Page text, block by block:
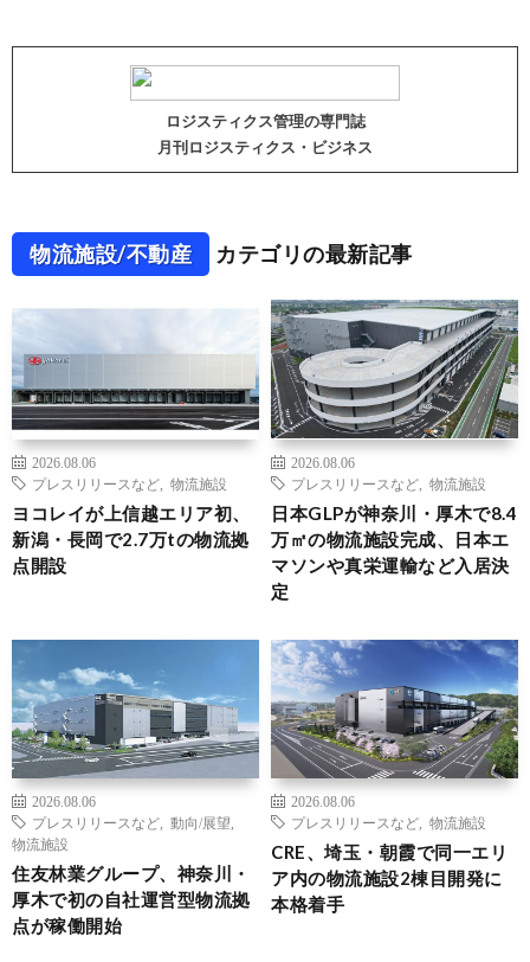
ロジスティクス管理の専門誌
月刊ロジスティクス・ビジネス
物流施設/不動産 カテゴリの最新記事
2026.08.06
プレスリリースなど
物流施設
ヨコレイが上信越エリア初、
新潟・長岡で2.7万tの物流拠
点開設
2026.08.06
プレスリリースなど
物流施設
日本GLPが神奈川・厚木で8.4
万㎡の物流施設完成、日本エ
マソンや真栄運輸など入居決
定
2026.08.06
プレスリリースなど
動向/展望
物流施設
住友林業グループ、神奈川・
厚木で初の自社運営型物流拠
点が稼働開始
2026.08.06
プレスリリースなど
物流施設
CRE、埼玉・朝霞で同一エリ
ア内の物流施設2棟目開発に
本格着手